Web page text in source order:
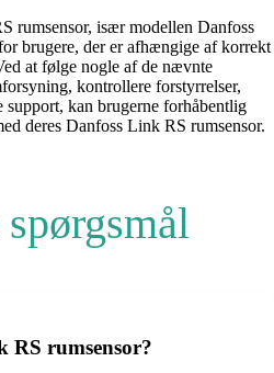
rumsensor, især modellen Danfoss
brugere, der er afhængige af korrekt
at følge nogle af de nævnte
kontrollere forstyrrelser,
kan brugerne forhåbentlig
deres Danfoss Link RS rumsensor.
RS rumsensor?